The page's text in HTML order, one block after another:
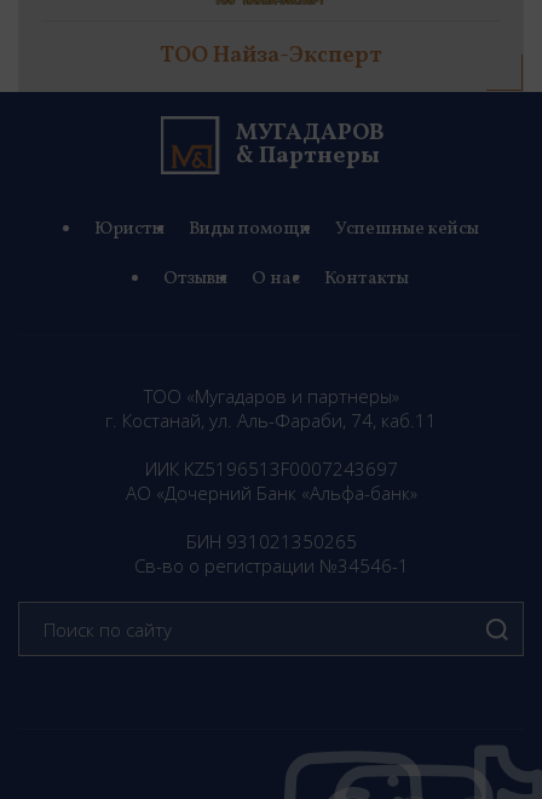
TOO Найза-Эксперт
МУГАДАРОВ
& Партнеры
Юристы Виды помощи
Успешные кейсы
Отзывы
О нас Контакты
ТОО «Мугадаров и партнеры»
г. Костанай, ул. Аль-Фараби, 74, каб.11
ИИК KZ5196513F0007243697
АО «Дочерний Банк «Альфа-банк»
БИН 931021350265
Св-во о регистрации №34546-1